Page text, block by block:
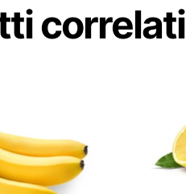
correlati